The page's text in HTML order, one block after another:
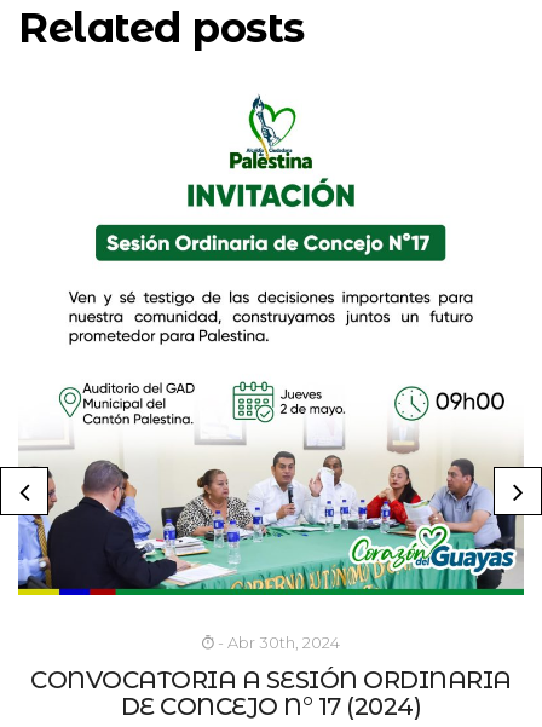
Related posts
- Abr 30th, 2024
CONVOCATORIA A SESIÓN ORDINARIA
DE CONCEJO N° 17 (2024)